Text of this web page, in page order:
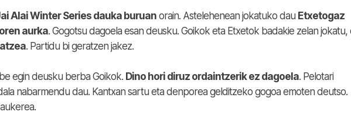
Alai Winter Series dauka buruan orain. Astelehenean jokatuko dau Etxetogaz
aurka. Gogotsu dagoela esan deusku. Goikok eta Etxetok badakie zelan jokatu,
. Partidu bi geratzen jakez.
egin deusku berba Goikok. Dino hori diruz ordaintzerik ez dagoela. Pelotari
nabarmendu dau. Kantxan sartu eta denporea gelditzeko gogoa emoten deutso.